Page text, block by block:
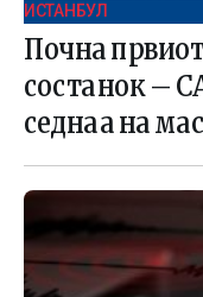
ИСТАНБУЛ
Почна
состанок –
седнаа на